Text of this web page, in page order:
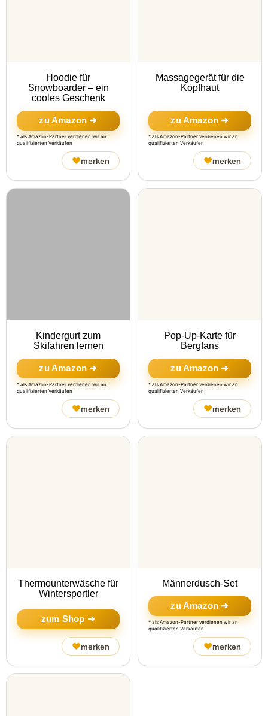
Hoodie für
Snowboarder – ein
cooles Geschenk
zu Amazon ➜
* als Amazon-Partner verdienen wir an
qualifizierten Verkäufen
♥merken
Massagegerät für die
Kopfhaut
zu Amazon ➜
* als Amazon-Partner verdienen wir an
qualifizierten Verkäufen
♥merken
Kindergurt zum
Skifahren lernen
zu Amazon ➜
* als Amazon-Partner verdienen wir an
qualifizierten Verkäufen
♥merken
Pop-Up-Karte für
Bergfans
zu Amazon ➜
* als Amazon-Partner verdienen wir an
qualifizierten Verkäufen
♥merken
Thermounterwäsche für
Wintersportler
zum Shop ➜
♥merken
Männerdusch-Set
zu Amazon ➜
* als Amazon-Partner verdienen wir an
qualifizierten Verkäufen
♥merken